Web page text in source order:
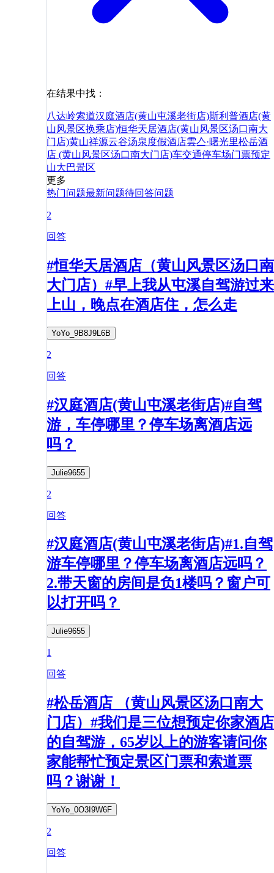
在结果中找：
八达岭索道汉庭酒店(黄山屯溪老街店)斯利普酒店(黄
山风景区换乘店)恒华天居酒店(黄山风景区汤口南大
门店)黄山祥源云谷汤泉度假酒店雲亼·曙光里松岳酒
店 (黄山风景区汤口南大门店)车交通停车场门票预定
山大巴景区
更多
热门问题最新问题待回答问题
2
回答
#恒华天居酒店（黄山风景区汤口南
大门店）#早上我从屯溪自驾游过来
上山，晚点在酒店住，怎么走
YoYo_9B8J9L6B
2
回答
#汉庭酒店(黄山屯溪老街店)#自驾
游，车停哪里？停车场离酒店远
吗？
Julie9655
2
回答
#汉庭酒店(黄山屯溪老街店)#1.自驾
游车停哪里？停车场离酒店远吗？
2.带天窗的房间是负1楼吗？窗户可
以打开吗？
Julie9655
1
回答
#松岳酒店 （黄山风景区汤口南大
门店）#我们是三位想预定你家酒店
的自驾游，65岁以上的游客请问你
家能帮忙预定景区门票和索道票
吗？谢谢！
YoYo_0O3I9W6F
2
回答